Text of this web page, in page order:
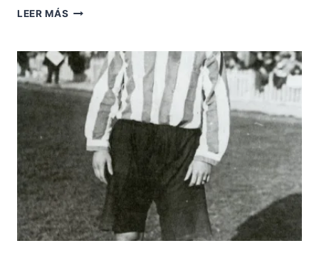
LEER MÁS GRANDES
BALOMPIÉ.
SANDOR
KOCSIS.